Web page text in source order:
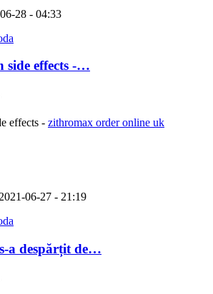
28 - 04:33
side effects -…
effects - zithromax order online uk
06-27 - 21:19
a despărțit de…